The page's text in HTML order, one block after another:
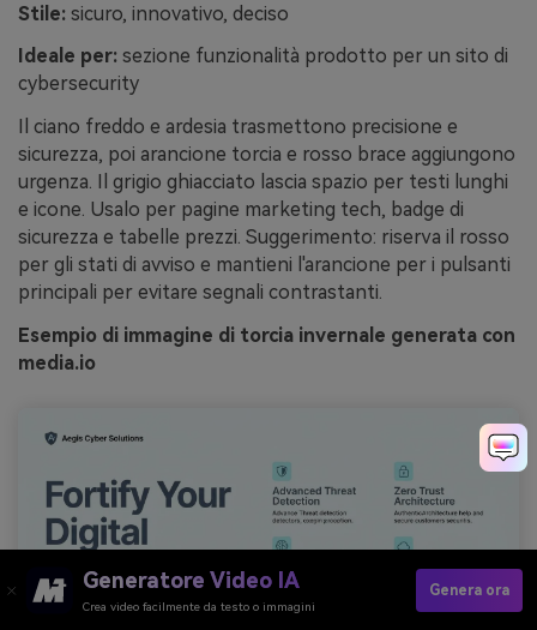
Stile: sicuro, innovativo, deciso
Ideale per: sezione funzionalità prodotto per un sito di
cybersecurity
Il ciano freddo e ardesia trasmettono precisione e
sicurezza, poi arancione torcia e rosso brace aggiungono
urgenza. Il grigio ghiacciato lascia spazio per testi lunghi
e icone. Usalo per pagine marketing tech, badge di
sicurezza e tabelle prezzi. Suggerimento: riserva il rosso
per gli stati di avviso e mantieni l'arancione per i pulsanti
principali per evitare segnali contrastanti.
Esempio di immagine di torcia invernale generata con
media.io
Generatore Video IA
Crea video facilmente da testo o immagini
Genera ora